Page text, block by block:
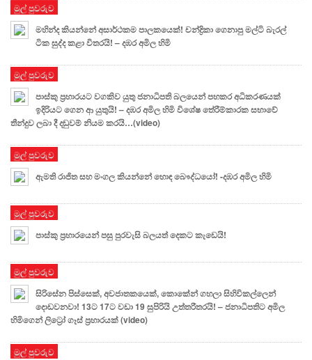
මුල් පුවරුව
මහින්ද කියන්නේ අසාර්ථකම පාලකයෙක්! චන්ද්‍රිකා ගෙනාපු මල්ටි බැරල්
ටික සුද්ද කළා විතරයි! – දඹර අමිල හිමි
මුල් පුවරුව
පාස්කු ප්‍රහාරයට වගකිව යුතු ජනාධිපති බලයෙන් පහකර අධිකරණයක්
ඉදිරියට ගෙන ආ යුතුයි! – දඹර අමිල හිමි විශේෂ තේරීම්කාරක සභාවේ
තීන්දුව ලබා දී දඬුවම් නියම කරයි…(video)
මුල් පුවරුව
ඇමති රාජිත සහ මංගල කියන්නේ හොඳ බෞද්ධයෝ! -දඹර අමිල හිමි
මුල් පුවරුව
පාස්කු ප්‍රහාරයෙන් පසු පුරවැසි බලයත් දෙකට කැඩෙයි!
මුල් පුවරුව
සිරිසේන පිස්සෙක්, අවජාතකයෙක්, කොකේන් ගහලා සිහිවිකල්ලෙන්
දොඩවනවා! 13ට 17ට වඩා 19 සුපිරියි උත්තරීතරයි! – ජනාධිපතිට අමිල
හිමිගෙන් ලිට්‍රෝ ගෑස් ප්‍රහාරයක් (video)
මුල් පුවරුව